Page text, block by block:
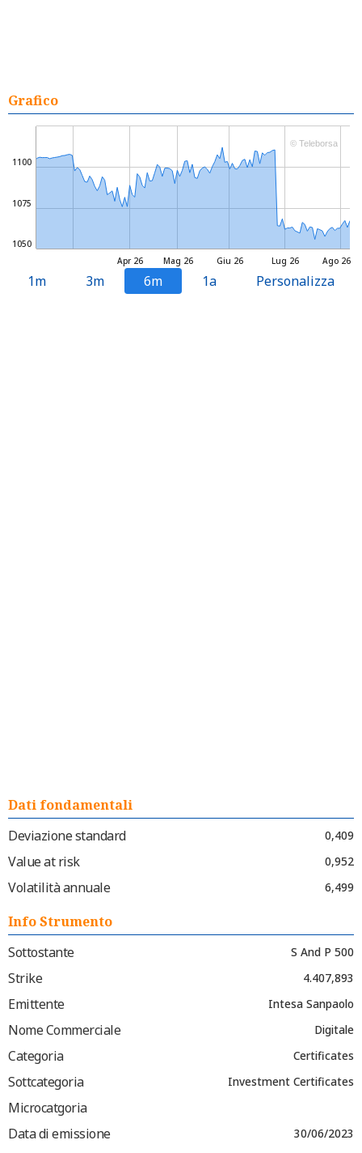
Grafico
Mag 26 Lug 26
Apr 26 Giu 26 Ago 26
1050
1075
1100
© Teleborsa
1m 3m 6m 1a Personalizza
Dati fondamentali
Deviazione standard
0,409
Value at risk 0,952
Volatilità annuale 6,499
Info Strumento
Sottostante
S And P 500
Strike 4.407,893
Emittente Intesa Sanpaolo
Nome Commerciale Digitale
Categoria Certificates
Sottcategoria Investment Certificates
Microcatgoria
Data di emissione
30/06/2023